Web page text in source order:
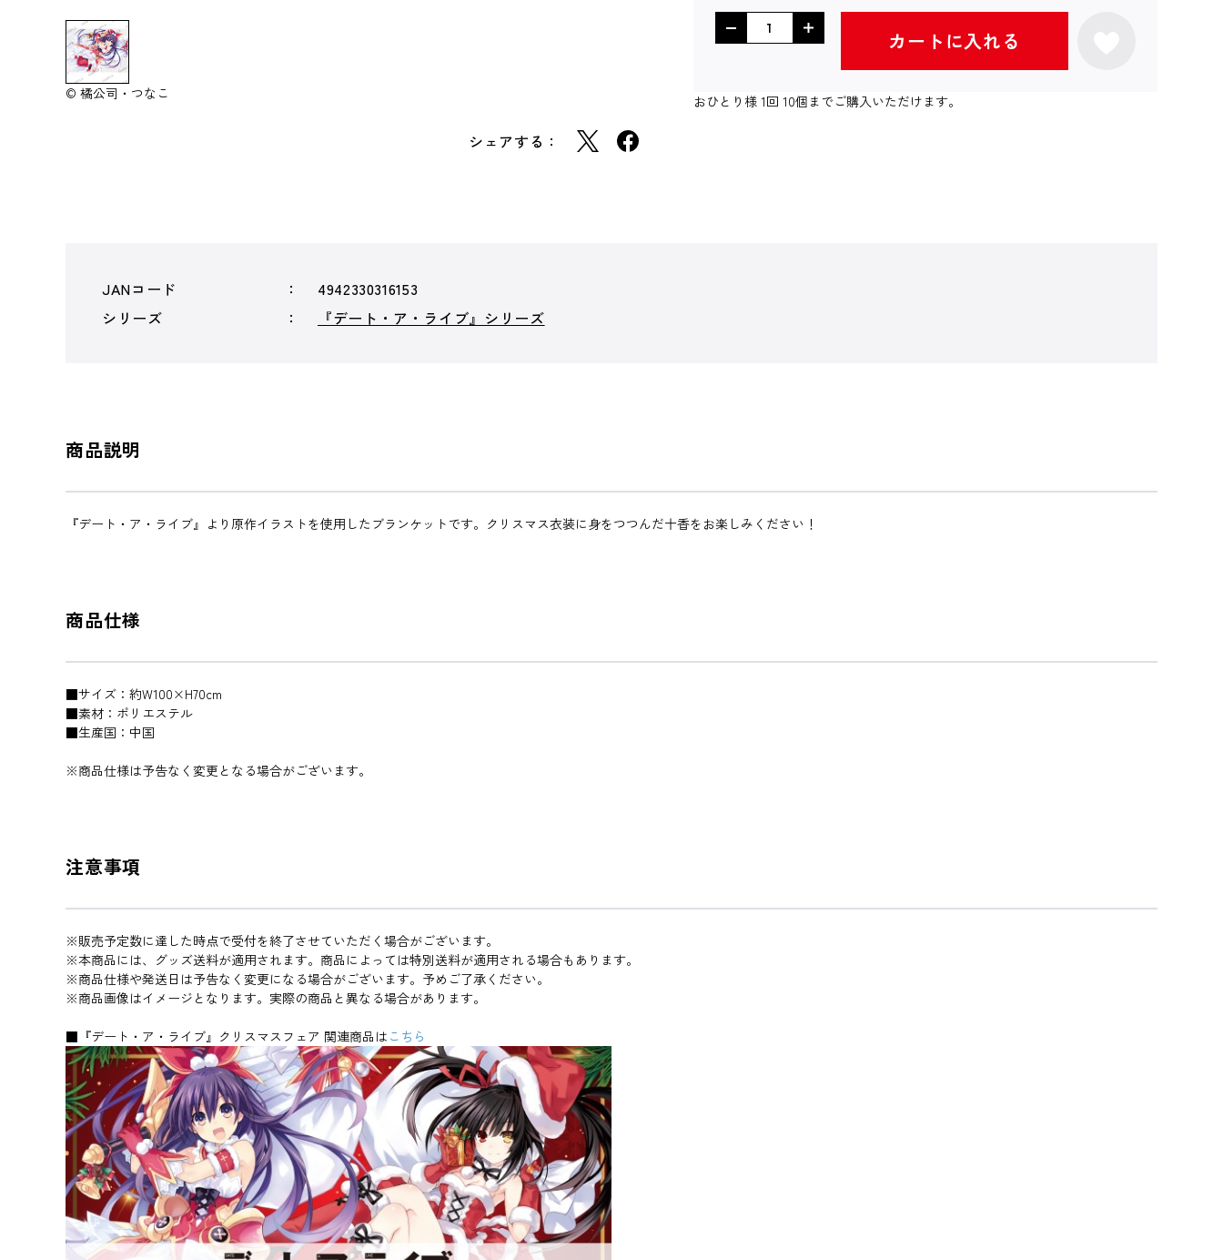
© 橘公司・つなこ
シェアする：
カートに入れる
おひとり様 1回 10個までご購入いただけます。
JANコード
4942330316153
シリーズ
『デート・ア・ライブ』シリーズ
商品説明
『デート・ア・ライブ』より原作イラストを使用したブランケットです。クリスマス衣装に身をつつんだ十香をお楽しみください！
商品仕様
■サイズ：約W100×H70cm
■素材：ポリエステル
■生産国：中国
※商品仕様は予告なく変更となる場合がございます。
注意事項
※販売予定数に達した時点で受付を終了させていただく場合がございます。
※本商品には、グッズ送料が適用されます。商品によっては特別送料が適用される場合もあります。
※商品仕様や発送日は予告なく変更になる場合がございます。予めご了承ください。
※商品画像はイメージとなります。実際の商品と異なる場合があります。
■『デート・ア・ライブ』クリスマスフェア 関連商品は こちら